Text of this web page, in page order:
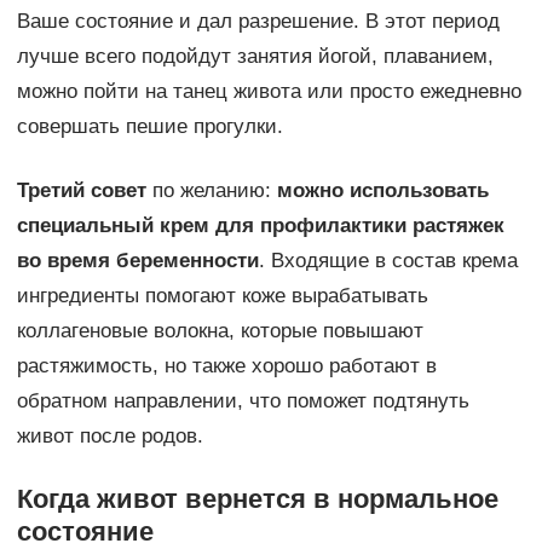
Ваше состояние и дал разрешение. В этот период
лучше всего подойдут занятия йогой, плаванием,
можно пойти на танец живота или просто ежедневно
совершать пешие прогулки.
Третий советпо желанию: можно использовать
специальный крем для профилактики растяжек
во время беременности. Входящие в состав крема
ингредиенты помогают коже вырабатывать
коллагеновые волокна, которые повышают
растяжимость, но также хорошо работают в
обратном направлении, что поможет подтянуть
живот после родов.
Когда живот вернется в нормальное
состояние